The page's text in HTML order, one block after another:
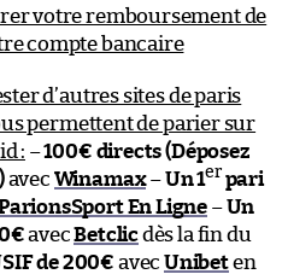
votre remboursement de
compte bancaire
d’autres sites de paris
permettent de parier sur
: –100€ directs (Déposez
avec Winamax–Un 1er pari
En Ligne –Un
avecBetclicdès la fin du
de 200€ avec Unibeten